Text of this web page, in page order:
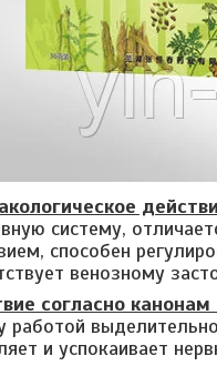
систему,
способен
венозному
согласно
работой
и успокаивает